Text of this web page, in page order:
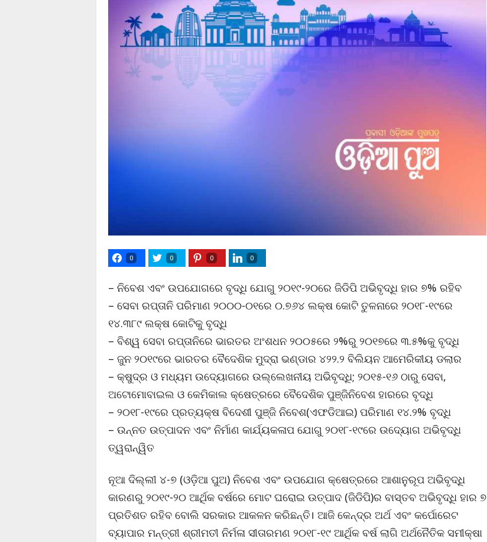
0 0 0 0
– ନିବେଶ ଏବଂ ଉପଯୋଗରେ ବୃଦ୍ଧି ଯୋଗୁ ୨୦୧୯-୨୦ରେ ଜିଡିପି ଅଭିବୃଦ୍ଧି ହାର ୭% ରହିବ
– ସେବା ରପ୍ତାନି ପରିମାଣ ୨୦୦୦-୦୧ରେ ୦.୭୬୪ ଲକ୍ଷ କୋଟି ତୁଳନାରେ ୨୦୧୮-୧୯ରେ
୧୪.୩୮୯ ଲକ୍ଷ କୋଟିକୁ ବୃଦ୍ଧି
– ବିଶ୍ୱ ସେବା ରପ୍ତାନିରେ ଭାରତର ଅଂଶଧନ ୨୦୦୫ରେ ୨%ରୁ ୨୦୧୭ରେ ୩.୫%କୁ ବୃଦ୍ଧି
– ଜୁନ ୨୦୧୯ରେ ଭାରତର ବୈଦେଶିକ ମୁଦ୍ରା ଭଣ୍ଡାର ୪୨୨.୨ ବିଲିୟନ ଆମେରିକୀୟ ଡଲାର
– କ୍ଷୁଦ୍ର ଓ ମଧ୍ୟମ ଉଦ୍ୟୋଗରେ ଉଲ୍ଲେଖନୀୟ ଅଭିବୃଦ୍ଧି; ୨୦୧୫-୧୬ ଠାରୁ ସେବା,
ଅଟୋମୋବାଇଲ ଓ କେମିକାଲ କ୍ଷେତ୍ରରେ ବୈଦେଶିକ ପୁଞ୍ଜିନିବେଶ ହାରରେ ବୃଦ୍ଧି
– ୨୦୧୮-୧୯ରେ ପ୍ରତ୍ୟକ୍ଷ ବିଦେଶୀ ପୁଞ୍ଜି ନିବେଶ(ଏଫଡିଆଇ) ପରିମାଣ ୧୪.୨% ବୃଦ୍ଧି
– ଉନ୍ନତ ଉତ୍ପାଦନ ଏବଂ ନିର୍ମାଣ କାର୍ଯ୍ୟକଳାପ ଯୋଗୁ ୨୦୧୮-୧୯ରେ ଉଦ୍ୟୋଗ ଅଭିବୃଦ୍ଧି
ତ୍ୱରାନ୍ୱିତ
ନୂଆ ଦିଲ୍ଲୀ ୪-୭ (ଓଡ଼ିଆ ପୁଅ) ନିବେଶ ଏବଂ ଉପଯୋଗ କ୍ଷେତ୍ରରେ ଆଶାନୁରୂପ ଅଭିବୃଦ୍ଧି
କାରଣରୁ ୨୦୧୯-୨୦ ଆର୍ଥିକ ବର୍ଷରେ ମୋଟ ଘରୋଇ ଉତ୍ପାଦ (ଜିଡିପି)ର ବାସ୍ତବ ଅଭିବୃଦ୍ଧି ହାର ୭
ପ୍ରତିଶତ ରହିବ ବୋଲି ସରକାର ଆକଳନ କରିଛନ୍ତି। ଆଜି କେନ୍ଦ୍ର ଅର୍ଥ ଏବଂ କର୍ପୋରେଟ
ବ୍ୟାପାର ମନ୍ତ୍ରୀ ଶ୍ରୀମତୀ ନିର୍ମଳା ସୀତାରମଣ ୨୦୧୮-୧୯ ଆର୍ଥିକ ବର୍ଷ ଲାଗି ଅର୍ଥନୈତିକ ସମୀକ୍ଷା